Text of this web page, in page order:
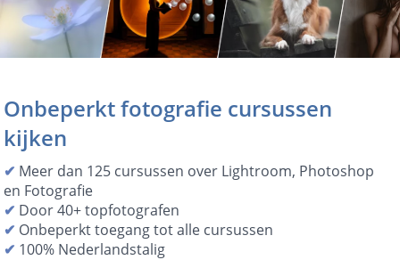
Onbeperkt fotografie cursussen
kijken
✔ Meer dan 125 cursussen over Lightroom, Photoshop
en Fotografie
✔ Door 40+ topfotografen
✔ Onbeperkt toegang tot alle cursussen
✔ 100% Nederlandstalig